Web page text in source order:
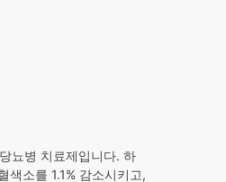
뇨병 치료제입니다. 하
소를 1.1% 감소시키고,